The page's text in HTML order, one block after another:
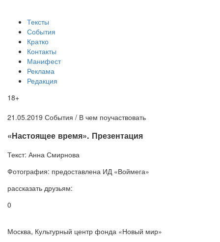
Тексты
События
Кратко
Контакты
Манифест
Реклама
Редакция
18+
21.05.2019 События / В чем поучаствовать
​«Настоящее время». Презентация
Текст: Анна Смирнова
Фотография: предоставлена ИД «Воймега»
рассказать друзьям:
0
Москва, Культурный центр фонда «Новый мир»